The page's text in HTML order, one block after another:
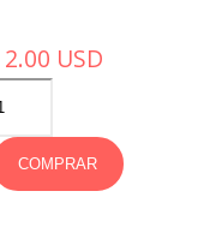
USD
COMPRAR